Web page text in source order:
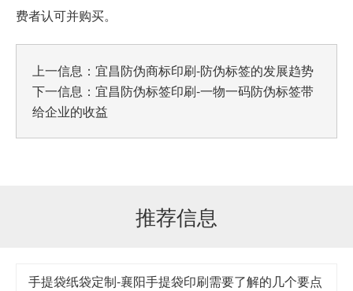
费者认可并购买。
上一信息： 宜昌防伪商标印刷-防伪标签的发展趋势
下一信息： 宜昌防伪标签印刷-一物一码防伪标签带
给企业的收益
推荐信息
手提袋纸袋定制-襄阳手提袋印刷需要了解的几个要点